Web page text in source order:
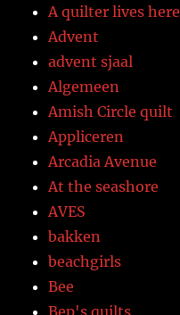
A quilter lives here
Advent
advent sjaal
Algemeen
Amish Circle quilt
Appliceren
Arcadia Avenue
At the seashore
AVES
bakken
beachgirls
Bee